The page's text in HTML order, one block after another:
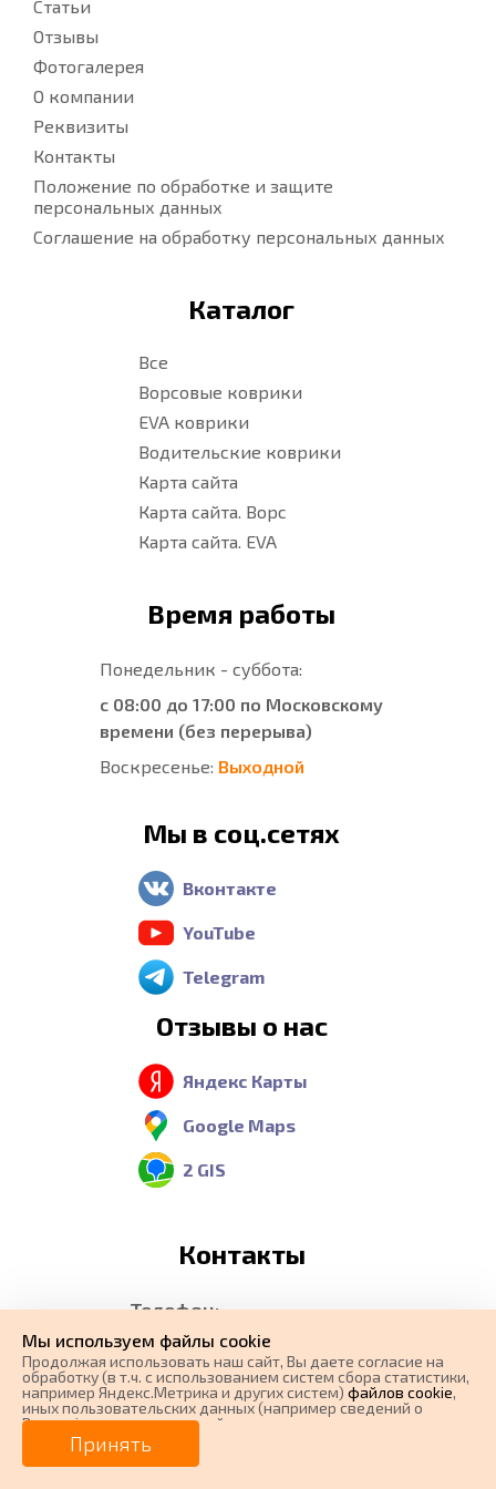
Статьи
Отзывы
Фотогалерея
О компании
Реквизиты
Контакты
Положение по обработке и защите
персональных данных
Соглашение на обработку персональных данных
Каталог
Все
Ворсовые коврики
EVA коврики
Водительские коврики
Карта сайта
Карта сайта. Ворс
Карта сайта. EVA
Время работы
Понедельник - суббота:
с 08:00 до 17:00 по Московскому
времени (без перерыва)
Воскресенье: Выходной
Мы в соц.сетях
Вконтакте
YouTube
Telegram
Отзывы о нас
Яндекс Карты
Google Maps
2 GIS
Контакты
Телефон:
8 (800) 551-37-36
Бесплатный звонок из
любого региона России
E-mail:
Мы используем файлы cookie
Продолжая использовать наш cайт, Вы даете согласие на
обработку (в т.ч. с использованием систем сбора статистики,
например Яндекс.Метрика и других систем) файлов cookie,
иных пользовательских данных (например сведений о
Вашем ip-адресе, сведений о местоположении, типе
устройства, времени посещения страницы, сведений о
ресурсах сети Интернет, с которых были совершены
переходы на наш сайт, сведения о Ваших действиях на сайте
Принять